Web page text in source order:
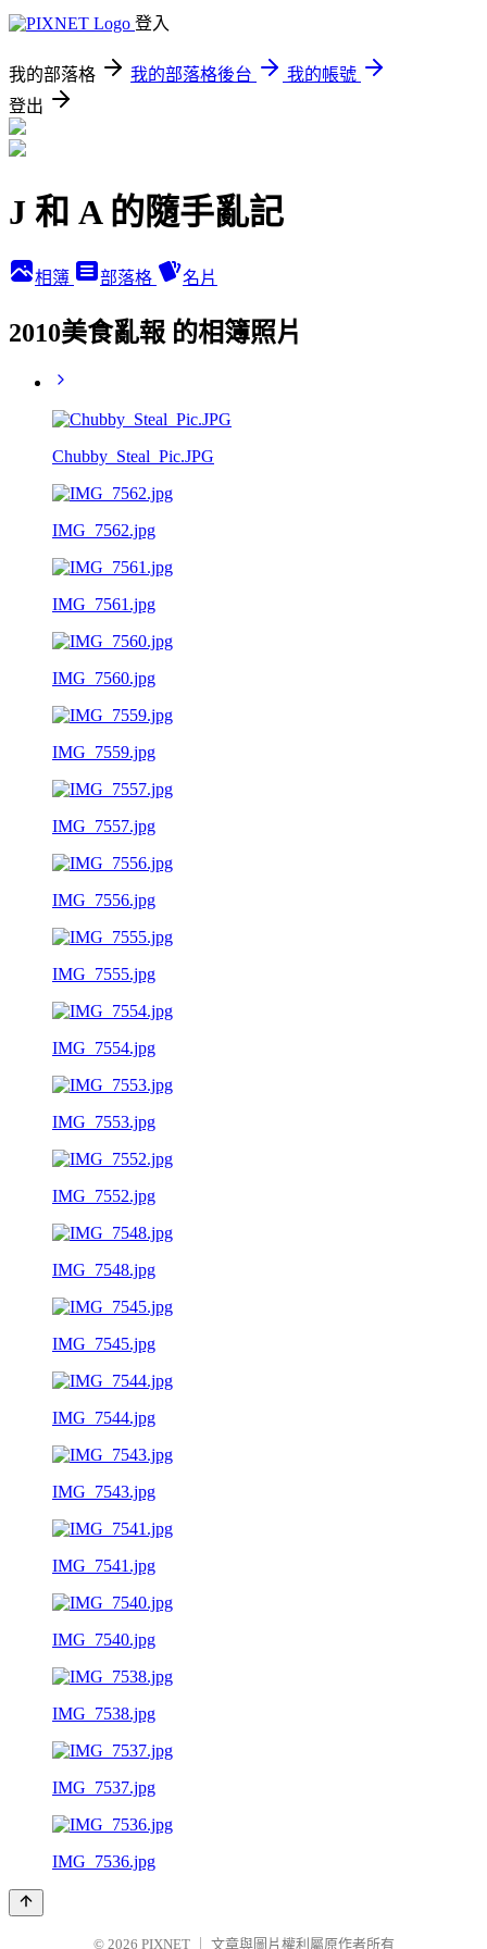
登入
我的部落格 我的部落格後台
我的帳號
登出
J 和 A 的隨手亂記
相簿 部落格 名片
2010美食亂報 的相簿照片
Chubby_Steal_Pic.JPG
IMG_7562.jpg
IMG_7561.jpg
IMG_7560.jpg
IMG_7559.jpg
IMG_7557.jpg
IMG_7556.jpg
IMG_7555.jpg
IMG_7554.jpg
IMG_7553.jpg
IMG_7552.jpg
IMG_7548.jpg
IMG_7545.jpg
IMG_7544.jpg
IMG_7543.jpg
IMG_7541.jpg
IMG_7540.jpg
IMG_7538.jpg
IMG_7537.jpg
IMG_7536.jpg
© 2026 PIXNET 文章與圖片權利屬原作者所有